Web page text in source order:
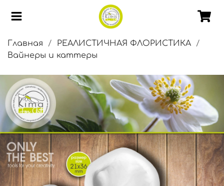
Главная
РЕАЛИСТИЧНАЯ ФЛОРИСТИКА
Вайнеры и каттеры